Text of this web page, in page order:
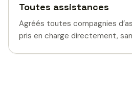
Toutes assistances
Agréés toutes compagnies
pris en charge directement,